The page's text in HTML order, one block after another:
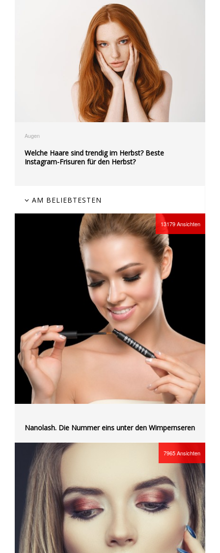
Augen
Welche Haare sind trendig im Herbst? Beste
Instagram-Frisuren für den Herbst?
AM BELIEBTESTEN
13179Ansichten
Nanolash. Die Nummer eins unter den Wimpernseren
7965Ansichten